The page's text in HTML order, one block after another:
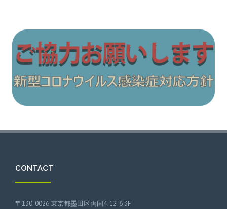
CONTACT
〒130-0026 東京都墨田区両国4-12-6 3F